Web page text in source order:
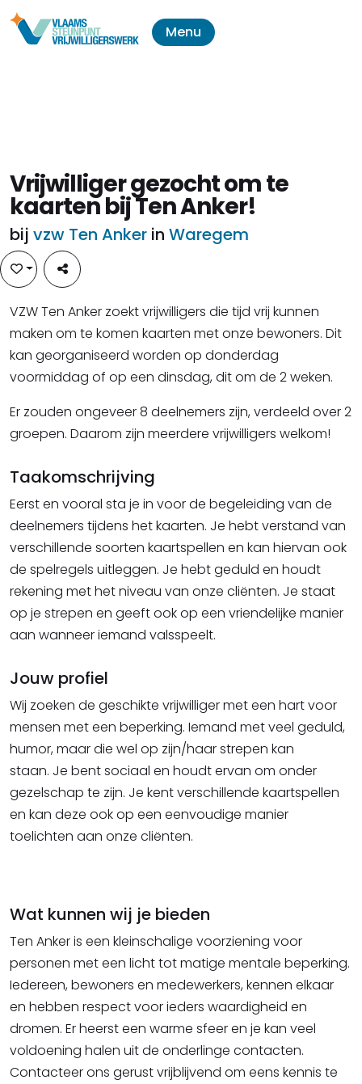
Menu
Vrijwilliger gezocht om te
kaarten bij Ten Anker!
bij vzw Ten Anker in Waregem
VZW Ten Anker zoekt vrijwilligers die tijd vrij kunnen
maken om te komen kaarten met onze bewoners. Dit
kan georganiseerd worden op donderdag
voormiddag of op een dinsdag, dit om de 2 weken.
Er zouden ongeveer 8 deelnemers zijn, verdeeld over 2
groepen. Daarom zijn meerdere vrijwilligers welkom!
Taakomschrijving
Eerst en vooral sta je in voor de begeleiding van de
deelnemers tijdens het kaarten. Je hebt verstand van
verschillende soorten kaartspellen en kan hiervan ook
de spelregels uitleggen. Je hebt geduld en houdt
rekening met het niveau van onze cliënten. Je staat
op je strepen en geeft ook op een vriendelijke manier
aan wanneer iemand valsspeelt.
Jouw profiel
Wij zoeken de geschikte vrijwilliger met een hart voor
mensen met een beperking. Iemand met veel geduld,
humor, maar die wel op zijn/haar strepen kan
staan. Je bent sociaal en houdt ervan om onder
gezelschap te zijn. Je kent verschillende kaartspellen
en kan deze ook op een eenvoudige manier
toelichten aan onze cliënten.
Wat kunnen wij je bieden
Ten Anker is een kleinschalige voorziening voor
personen met een licht tot matige mentale beperking.
Iedereen, bewoners en medewerkers, kennen elkaar
en hebben respect voor ieders waardigheid en
dromen. Er heerst een warme sfeer en je kan veel
voldoening halen uit de onderlinge contacten.
Contacteer ons gerust vrijblijvend om eens kennis te